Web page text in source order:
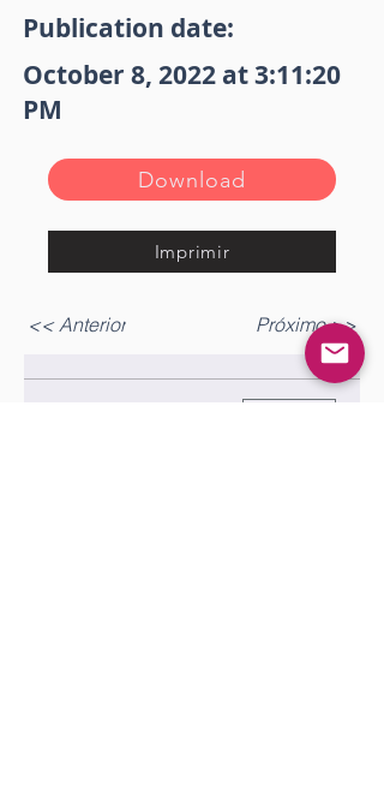
Publication date:
October 8, 2022 at 3:11:20
PM
Download
Imprimir
<< Anterior Próximo >>